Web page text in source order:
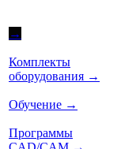
→
Комплекты
оборудования →
Обучение →
Программы